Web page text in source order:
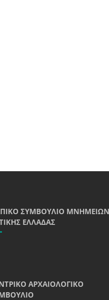
ΣΥΜΒΟΎΛΙΟ ΜΝΗΜΕΊΩΝ
ΕΛΛΆΔΑΣ
ΑΡΧΑΙΟΛΟΓΙΚΌ